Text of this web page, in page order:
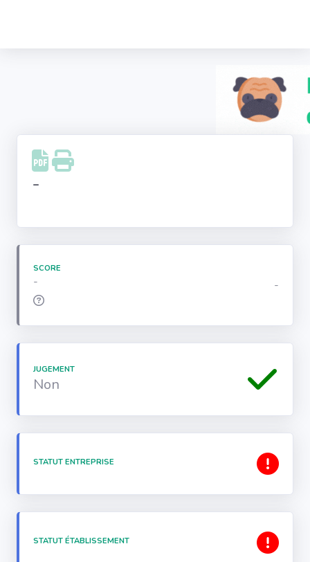
Facebook
Instagram
-
SCORE
- -
JUGEMENT
Non
STATUT ENTREPRISE
STATUT ÉTABLISSEMENT